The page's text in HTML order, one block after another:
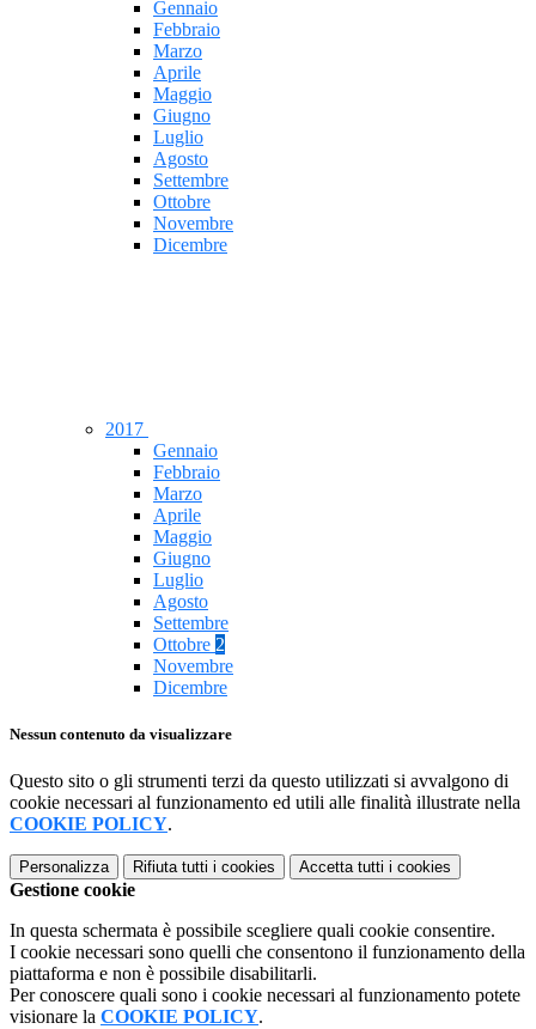
Gennaio
Febbraio
Marzo
Aprile
Maggio
Giugno
Luglio
Agosto
Settembre
Ottobre
Novembre
Dicembre
2017
Gennaio
Febbraio
Marzo
Aprile
Maggio
Giugno
Luglio
Agosto
Settembre
Ottobre 2
Novembre
Dicembre
Nessun contenuto da visualizzare
Questo sito o gli strumenti terzi da questo utilizzati si avvalgono di
cookie necessari al funzionamento ed utili alle finalità illustrate nella
COOKIE POLICY.
Personalizza Rifiuta tutti i cookies Accetta tutti i cookies
Gestione cookie
In questa schermata è possibile scegliere quali cookie consentire.
I cookie necessari sono quelli che consentono il funzionamento della
piattaforma e non è possibile disabilitarli.
Per conoscere quali sono i cookie necessari al funzionamento potete
visionare la COOKIE POLICY.